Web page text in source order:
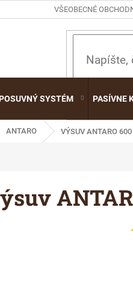
VŠEOBECNÉ
HĽADAŤ
SYSTÉM PASÍVNE
ANTARO VÝSUV ANTARO